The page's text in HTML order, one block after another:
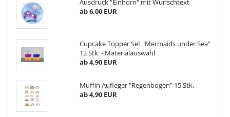
Ausdruck "Einhorn" mit Wunschtext
ab 6,00 EUR
Cupcake Topper Set "Mermaids under Sea"
12 Stk. - Materialauswahl
ab 4,90 EUR
Muffin Aufleger "Regenbogen" 15 Stk.
ab 4,90 EUR